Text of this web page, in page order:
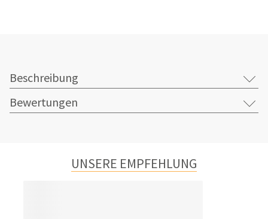
Beschreibung
Bewertungen
UNSERE EMPFEHLUNG